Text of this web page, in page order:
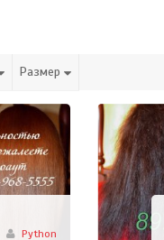
Размер
Python